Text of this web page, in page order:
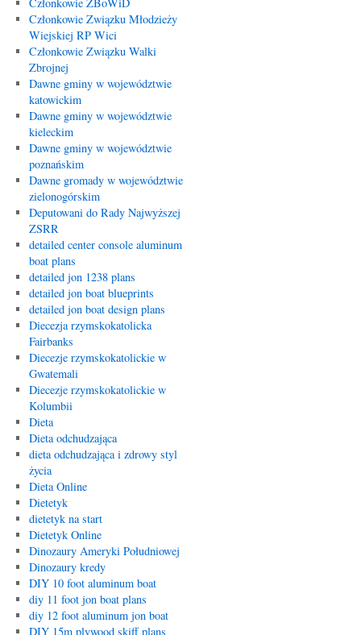
Członkowie Związku Młodzieży
Wiejskiej RP Wici
Członkowie Związku Walki
Zbrojnej
Dawne gminy w województwie
katowickim
Dawne gminy w województwie
kieleckim
Dawne gminy w województwie
poznańskim
Dawne gromady w województwie
zielonogórskim
Deputowani do Rady Najwyższej
ZSRR
detailed center console aluminum
boat plans
detailed jon 1238 plans
detailed jon boat blueprints
detailed jon boat design plans
Diecezja rzymskokatolicka
Fairbanks
Diecezje rzymskokatolickie w
Gwatemali
Diecezje rzymskokatolickie w
Kolumbii
Dieta
Dieta odchudzająca
dieta odchudzająca i zdrowy styl
życia
Dieta Online
Dietetyk
dietetyk na start
Dietetyk Online
Dinozaury Ameryki Południowej
Dinozaury kredy
DIY 10 foot aluminum boat
diy 11 foot jon boat plans
diy 12 foot aluminum jon boat
DIY 15m plywood skiff plans